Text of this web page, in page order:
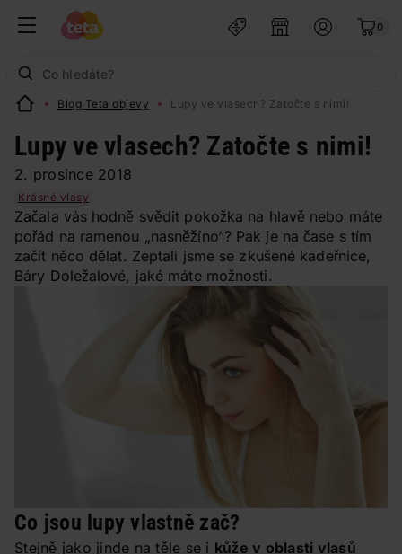
0
Blog Teta objevy Lupy ve vlasech? Zatočte s nimi!
Lupy ve vlasech? Zatočte s nimi!
2. prosince 2018
Krásné vlasy
Začala vás hodně svědit pokožka na hlavě nebo máte
pořád na ramenou „nasněžíno“? Pak je na čase s tím
začít něco dělat. Zeptali jsme se zkušené kadeřnice,
Báry Doležalové, jaké máte možnosti.
Co jsou lupy vlastně zač?
Stejně jako jinde na těle se i kůže v oblasti vlasů